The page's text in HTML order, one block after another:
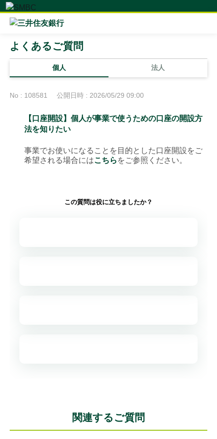
個人 法人
よくあるご質問
No : 108581 公開日時 : 2026/05/29 09:00
【口座開設】個人が事業で使うための口座の開設方
法を知りたい
事業でお使いになることを目的とした口座開設をご
希望される場合にはこちら をご参照ください。
この質問は役に立ちましたか？
関連するご質問